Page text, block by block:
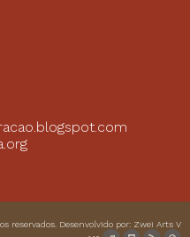
reservados. Desenvolvido por: Zwei Arts V